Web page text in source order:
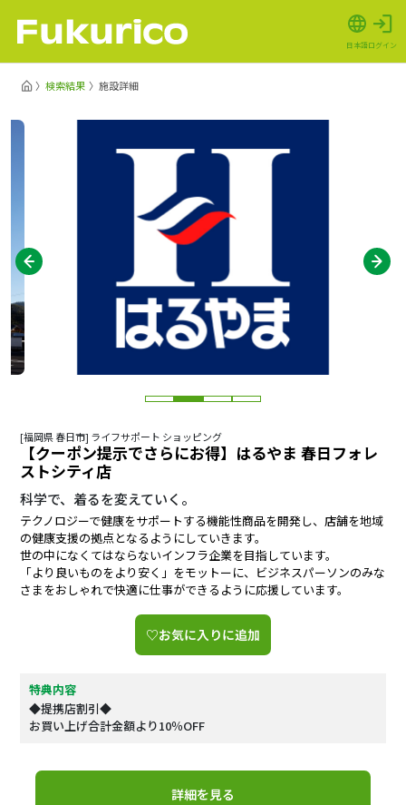
日本語ログイン
検索結果 施設詳細
[福岡県 春日市] ライフサポート ショッピング
【クーポン提示でさらにお得】はるやま 春日フォレ
ストシティ店
科学で、着るを変えていく。
テクノロジーで健康をサポートする機能性商品を開発し、店舗を地域
の健康支援の拠点となるようにしていきます。
世の中になくてはならないインフラ企業を目指しています。
「より良いものをより安く」をモットーに、ビジネスパーソンのみな
さまをおしゃれで快適に仕事ができるように応援しています。
♡お気に入りに追加
特典内容
◆提携店割引◆
お買い上げ合計金額より10％OFF
詳細を見る